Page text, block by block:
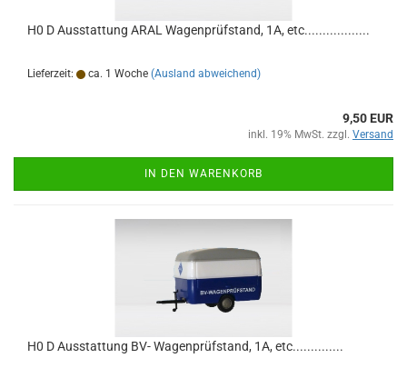
H0 D Ausstattung ARAL Wagenprüfstand, 1A, etc..................
Lieferzeit: ca. 1 Woche (Ausland abweichend)
9,50 EUR
inkl. 19% MwSt. zzgl. Versand
IN DEN WARENKORB
H0 D Ausstattung BV- Wagenprüfstand, 1A, etc..............